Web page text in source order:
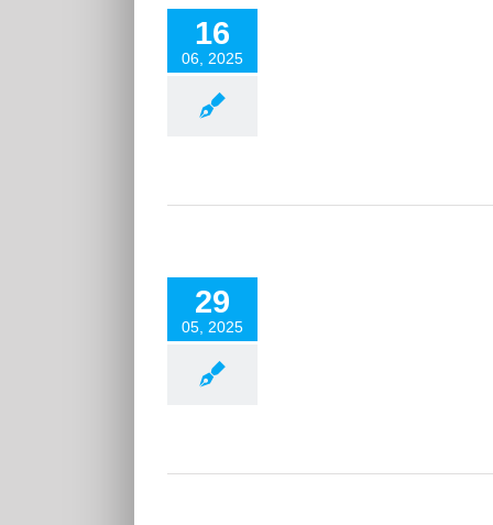
16
06, 2025
Juist 2025 mit e-Bike und Bahn
29
05, 2025